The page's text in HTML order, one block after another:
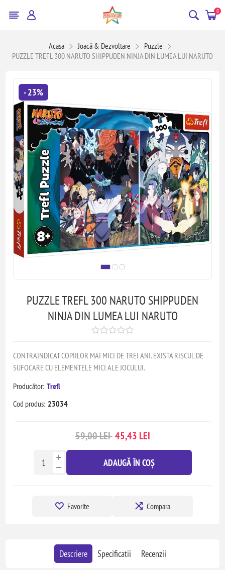
0
Acasa Joacă & Dezvoltare
Puzzle
PUZZLE TREFL 300 NARUTO SHIPPUDEN NINJA DIN LUMEA LUI NARUTO
- 23%
PUZZLE TREFL 300 NARUTO SHIPPUDEN
NINJA DIN LUMEA LUI NARUTO
CONTRAINDICAT COPIILOR MAI MICI DE TREI ANI. EXISTA RISCUL DE
SUFOCARE CU ELEMENTELE MICI ALE JOCULUI.
Producător: Trefl
Cod produs: 23034
59,00 LEI 45,43 LEI
ADAUGĂ ÎN COȘ
Favorite Compara
Descriere Specificatii Recenzii